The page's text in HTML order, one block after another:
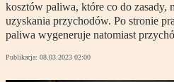
kosztów paliwa, które co do zasady,
uzyskania przychodów. Po stronie
paliwa wygeneruje natomiast
Publikacja: 08.03.2023 02:00